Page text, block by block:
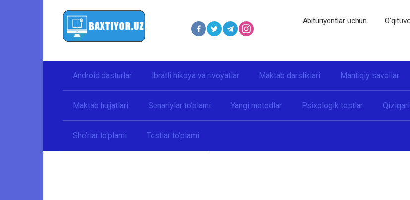
Abituriyentlar uchun
Android dasturlar Ibratli hikoya va rivoyatlar Maktab darsliklari Mantiqiy savollar
Maktab hujjatlari Senariylar to‘plami Yangi metodlar Psixologik testlar
She’rlar to‘plami Testlar to‘plami